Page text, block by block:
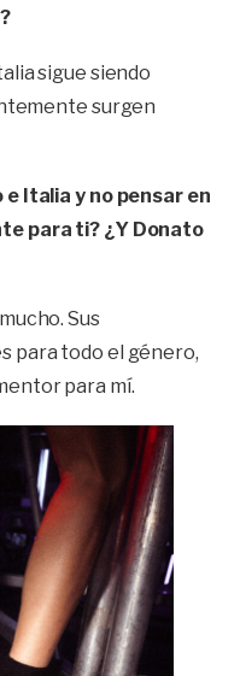
sigue siendo
surgen
Italia y no pensar en
para ti? ¿Y Donato
Sus
para todo el género,
para mí.